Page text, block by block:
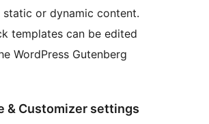
static or dynamic content.
templates can be edited
WordPress Gutenberg
& Customizer settings